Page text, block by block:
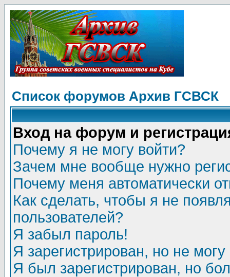
Список форумов Архив ГСВСК
Вход на форум и
Почему я не могу войти?
Зачем мне вообще нужно
Почему меня автоматически
Как сделать, чтобы я не
пользователей?
Я забыл пароль!
Я зарегистрирован, но не могу
Я был зарегистрирован, но